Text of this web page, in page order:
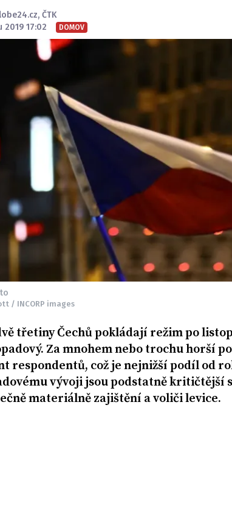
, ČTK
17:02
DOMOV
/ INCORP images
třetiny Čechů pokládají režim po
Za mnohem nebo trochu horší
respondentů, což je nejnižší podíl od
vývoji jsou podstatně kritičtější
materiálně zajištění a voliči levice.